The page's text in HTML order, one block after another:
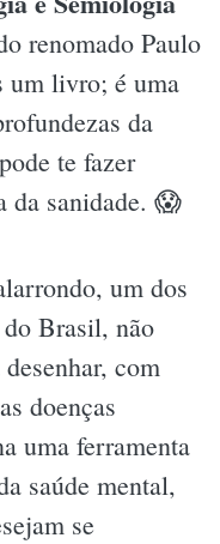
renomado Paulo
um livro; é uma
da
te fazer
da sanidade. 😱
um dos
Brasil, não
com
doenças
uma ferramenta
saúde mental,
se